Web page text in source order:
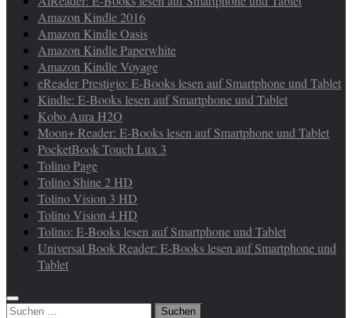
Amazon Kindle 2016
Amazon Kindle Oasis
Amazon Kindle Paperwhite
Amazon Kindle Voyage
eReader Prestigio: E-Books lesen auf Smartphone und Tablet
Kindle: E-Books lesen auf Smartphone und Tablet
Kobo Aura H2O
Moon+ Reader: E-Books lesen auf Smartphone und Tablet
PocketBook Touch Lux 3
Tolino Page
Tolino Shine 2 HD
Tolino Vision 3 HD
Tolino Vision 4 HD
Tolino: E-Books lesen auf Smartphone und Tablet
Universal Book Reader: E-Books lesen auf Smartphone und
Tablet
Suchen